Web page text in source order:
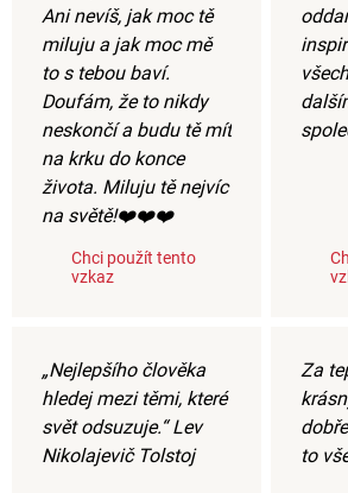
Ani nevíš, jak moc tě
miluju a jak moc mě
to s tebou baví.
Doufám, že to nikdy
neskončí a budu tě mít
na krku do konce
života. Miluju tě nejvíc
na světě!❤️❤️❤️
Chci použít tento
vzkaz
„Nejlepšího člověka
hledej mezi těmi, které
svět odsuzuje.“ Lev
Nikolajevič Tolstoj
Za
to